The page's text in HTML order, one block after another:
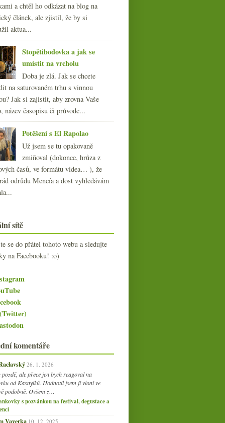
Vulkán! Somló! Juhfark!
Furmint! Béla bácsi!
a chtěl ho odkázat na blog na
článek, ale zjistil, že by si
aktua...
Stopětibodovka a jak se
umístit na vrcholu
Doba je zlá. Jak se chcete
na saturovaném trhu s vinnou
Jak si zajistit, aby zrovna Vaše
název časopisu či průvodc...
Potěšení s El Rapolao
Už jsem se tu opakovaně
zmiňoval (dokonce, hrůza z
časů, ve formátu videa… ), že
odrůdu Mencía a dost vyhledávám
sítě
se do přátel tohoto webu a sledujte
na Facebooku! :o)
komentáře
26. 1. 2026
ale přece jen bych reagoval na
od Kasnyiků. Hodnotil jsem ji vloni ve
podobně. Ovšem z…
s pozvánkou na festival, degustace a
Vaverka 10. 12. 2025